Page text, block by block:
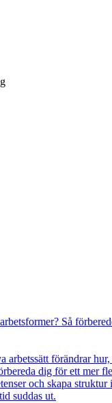
Så
arbetssätt förändrar
dig för ett mer
och skapa struktur
suddas ut.